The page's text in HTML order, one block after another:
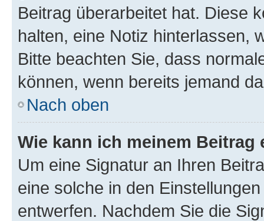
Beitrag überarbeitet hat. Diese
halten, eine Notiz hinterlassen,
Bitte beachten Sie, dass
können, wenn bereits jemand
Nach oben
Wie kann ich meinem
Um eine Signatur an Ihren
eine solche in den
entwerfen. Nachdem Sie die